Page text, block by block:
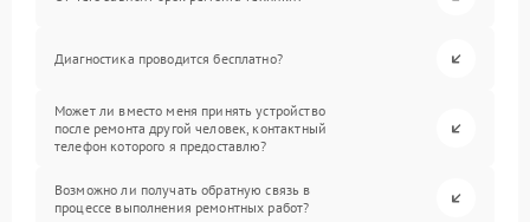
Диагностика проводится бесплатно?
Может ли вместо меня принять устройство
после ремонта другой человек, контактный
телефон которого я предоставлю?
Возможно ли получать обратную связь в
процессе выполнения ремонтных работ?